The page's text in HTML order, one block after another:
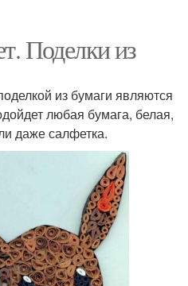
Поделки из
из бумаги являются
любая бумага, белая,
даже салфетка.